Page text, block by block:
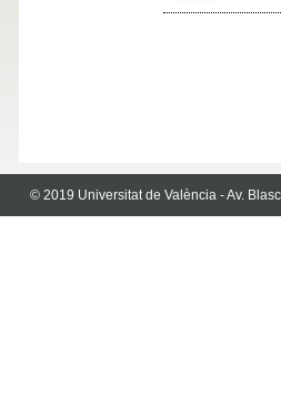
© 2019 Universitat de València - Av.